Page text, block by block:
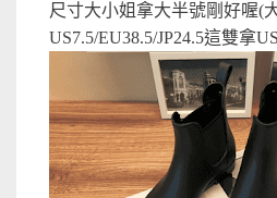
尺寸大小姐拿大半號剛好喔(
US7.5/EU38.5/JP24.5這雙拿